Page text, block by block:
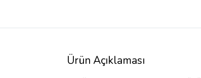
Ürün Açıklaması